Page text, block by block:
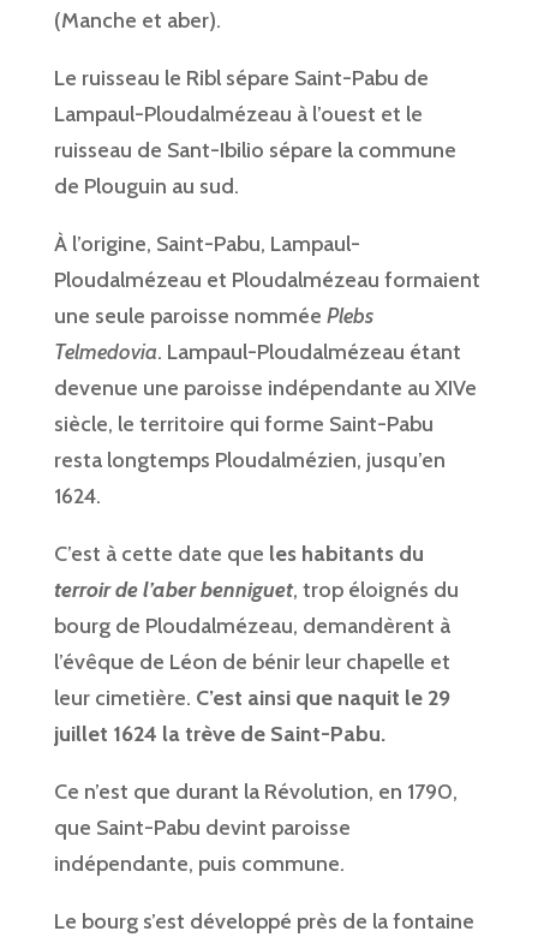
(Manche et aber).
Le ruisseau le Ribl sépare Saint-Pabu de
Lampaul-Ploudalmézeau à l’ouest et le
ruisseau de Sant-Ibilio sépare la commune
de Plouguin au sud.
À l’origine, Saint-Pabu, Lampaul-
Ploudalmézeau et Ploudalmézeau formaient
une seule paroisse nommée Plebs
Telmedovia. Lampaul-Ploudalmézeau étant
devenue une paroisse indépendante au XIVe
siècle, le territoire qui forme Saint-Pabu
resta longtemps Ploudalmézien, jusqu’en
1624.
C’est à cette date que les habitants du
terroir de l’aber benniguet, trop éloignés du
bourg de Ploudalmézeau, demandèrent à
l’évêque de Léon de bénir leur chapelle et
leur cimetière. C’est ainsi que naquit le 29
juillet 1624 la trève de Saint-Pabu.
Ce n’est que durant la Révolution, en 1790,
que Saint-Pabu devint paroisse
indépendante, puis commune.
Le bourg s’est développé près de la fontaine